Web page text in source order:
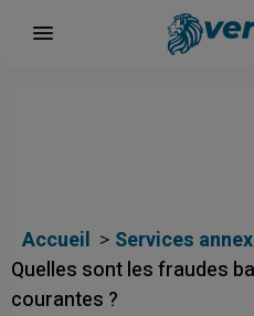
Accueil
Services
Quelles sont les fraudes
courantes ?